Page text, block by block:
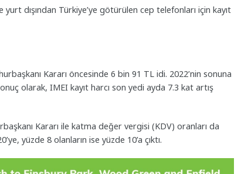
yurt dışından Türkiye’ye götürülen cep telefonları için kayıt
Kararı öncesinde 6 bin 91 TL idi. 2022’nin sonuna
olarak, IMEI kayıt harcı son yedi ayda 7.3 kat artış
Kararı ile katma değer vergisi (KDV) oranları da
yüzde 8 olanların ise yüzde 10’a çıktı.